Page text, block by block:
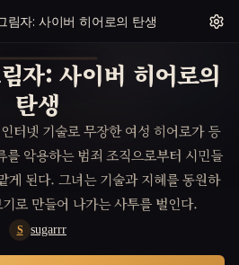
림자: 사이버 히어로의 탄생
자: 사이버 히어로의
탄생
터넷 기술로 무장한 여성 히어로가 등
악용하는 범죄 조직으로부터 시민들
게 된다. 그녀는 기술과 지혜를 동원하
로 만들어 나가는 사투를 벌인다.
S sugarrr